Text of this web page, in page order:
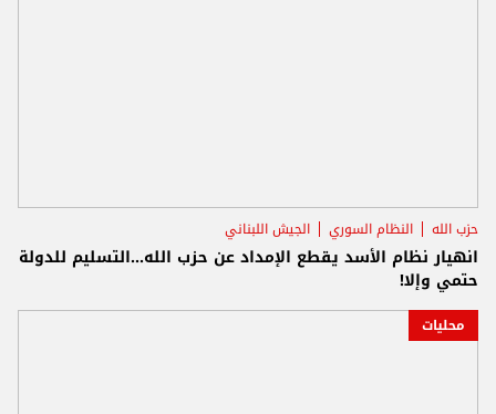
حزب الله النظام السوري الجيش اللبناني
انهيار نظام الأسد يقطع الإمداد عن حزب الله...التسليم للدولة
حتمي وإلا!
محليات